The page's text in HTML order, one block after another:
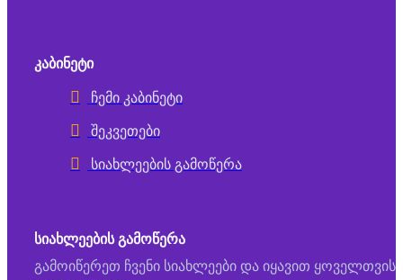
ᲙᲐᲑᲘᲜᲔᲢᲘ
ჩემი კაბინეტი
შეკვეთები
სიახლეების გამოწერა
ᲡᲘᲐᲮᲚᲔᲔᲑᲘᲡ ᲒᲐᲛᲝᲬᲔᲠᲐ
გამოიწერეთ ჩვენი სიახლეები და იყავით ყოველთვის